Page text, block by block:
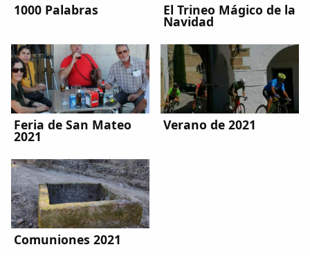
1000 Palabras El Trineo Mágico de la
Navidad
Feria de San Mateo
2021
Verano de 2021
Comuniones 2021